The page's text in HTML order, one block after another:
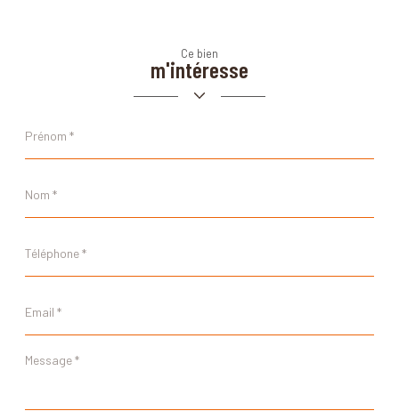
Ce bien
m'intéresse
*
*
*
*
Message